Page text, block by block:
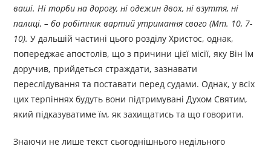
ваші. Ні торби на дорогу, ні одежин двох, ні взуття, ні
палиці, – бо робітник вартий утримання свого (Мт. 10, 7-
10). У дальшій частині цього розділу Христос, однак,
попереджає апостолів, що з причини цієї місії, яку Він їм
доручив, прийдеться страждати, зазнавати
переслідування та поставати перед судами. Однак, у всіх
цих терпіннях будуть вони підтримувані Духом Святим,
який підказуватиме їм, як захищатись та що говорити.
Знаючи не лише текст сьогоднішнього недільного